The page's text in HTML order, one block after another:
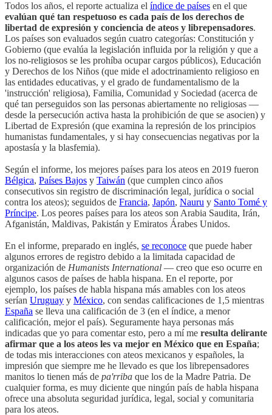
Todos los años, el reporte actualiza el índice de países en el que
evalúan qué tan respetuoso es cada país de los derechos de
libertad de expresión y conciencia de ateos y librepensadores.
Los países son evaluados según cuatro categorías: Constitución y
Gobierno (que evalúa la legislación influida por la religión y que a
los no-religiosos se les prohíba ocupar cargos públicos), Educación
y Derechos de los Niños (que mide el adoctrinamiento religioso en
las entidades educativas, y el grado de fundamentalismo de la
'instrucción' religiosa), Familia, Comunidad y Sociedad (acerca de
qué tan perseguidos son las personas abiertamente no religiosas —
desde la persecución activa hasta la prohibición de que se asocien) y
Libertad de Expresión (que examina la represión de los principios
humanistas fundamentales, y si hay consecuencias negativas por la
apostasía y la blasfemia).
Según el informe, los mejores países para los ateos en 2019 fueron
Bélgica, Países Bajos y Taiwán (que cumplen cinco años
consecutivos sin registro de discriminación legal, jurídica o social
contra los ateos); seguidos de Francia, Japón, Nauru y Santo Tomé y
Príncipe. Los peores países para los ateos son Arabia Saudita, Irán,
Afganistán, Maldivas, Pakistán y Emiratos Árabes Unidos.
En el informe, preparado en inglés, se reconoce que puede haber
algunos errores de registro debido a la limitada capacidad de
organización de Humanists International — creo que eso ocurre en
algunos casos de países de habla hispana. En el reporte, por
ejemplo, los países de habla hispana más amables con los ateos
serían Uruguay y México, con sendas calificaciones de 1,5 mientras
España se lleva una calificación de 3 (en el índice, a menor
calificación, mejor el país). Seguramente haya personas más
indicadas que yo para comentar esto, pero a mí me resulta delirante
afirmar que a los ateos les va mejor en México que en España;
de todas mis interacciones con ateos mexicanos y españoles, la
impresión que siempre me he llevado es que los librepensadores
manitos lo tienen más de pa'rriba que los de la Madre Patria. De
cualquier forma, es muy diciente que ningún país de habla hispana
ofrece una absoluta seguridad jurídica, legal, social y comunitaria
para los ateos.